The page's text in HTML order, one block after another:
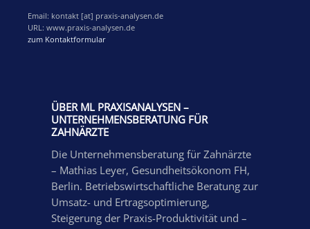
Email: kontakt [at] praxis-analysen.de
URL: www.praxis-analysen.de
zum Kontaktformular
ÜBER ML PRAXISANALYSEN –
UNTERNEHMENSBERATUNG FÜR
ZAHNÄRZTE
Die Unternehmensberatung für Zahnärzte
– Mathias Leyer, Gesundheitsökonom FH,
Berlin. Betriebswirtschaftliche Beratung zur
Umsatz- und Ertragsoptimierung,
Steigerung der Praxis-Produktivität und –